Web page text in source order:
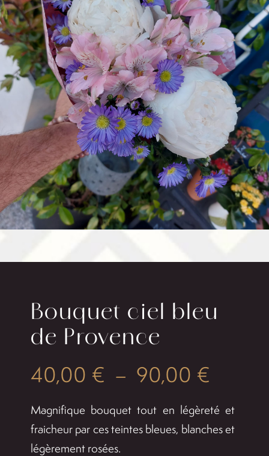
Accessoires
Deuil
Mariage
Contact
Bouquet ciel bleu
de Provence
40,00 € – 90,00 €
de
prix :
Magnifique bouquet tout en légèreté et
fraicheur par ces teintes bleues, blanches et
légèrement rosées.